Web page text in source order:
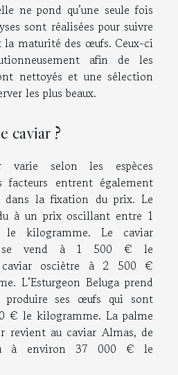
ne pond qu’une seule fois
sont réalisées pour suivre
maturité des œufs. Ceux-ci
afin de les
nettoyés et une sélection
les plus beaux.
caviar ?
selon les espèces
facteurs entrent également
la fixation du prix. Le
à un prix oscillant entre 1
kilogramme. Le caviar
se vend à 1 500 € le
osciètre à 2 500 €
L’Esturgeon Beluga prend
produire ses œufs qui sont
€ le kilogramme. La palme
revient au caviar Almas, de
à environ 37 000 € le